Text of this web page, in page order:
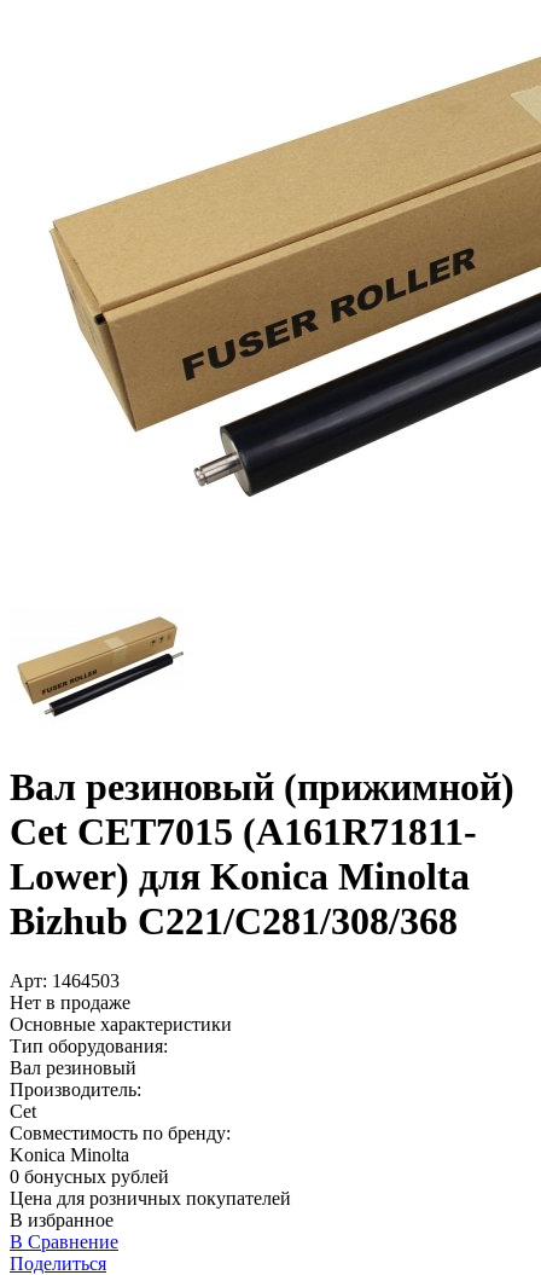
Вал резиновый (прижимной)
Cet CET7015 (A161R71811-
Lower) для Konica Minolta
Bizhub C221/­C281/­308/­368
Арт: 1464503
Нет в продаже
Основные характеристики
Тип оборудования:
Вал резиновый
Производитель:
Cet
Совместимость по бренду:
Konica Minolta
0 бонусных рублей
Цена для розничных покупателей
В избранное
В Сравнение
Поделиться